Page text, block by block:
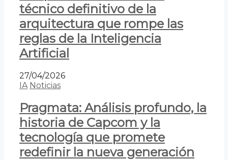
técnico definitivo de la
arquitectura que rompe las
reglas de la Inteligencia
Artificial
27/04/2026
IA Noticias
Pragmata: Análisis profundo, la
historia de Capcom y la
tecnología que promete
redefinir la nueva generación